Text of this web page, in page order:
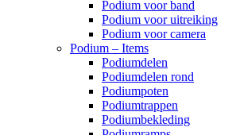
Podium voor band
Podium voor uitreiking
Podium voor camera
Podium – Items
Podiumdelen
Podiumdelen rond
Podiumpoten
Podiumtrappen
Podiumbekleding